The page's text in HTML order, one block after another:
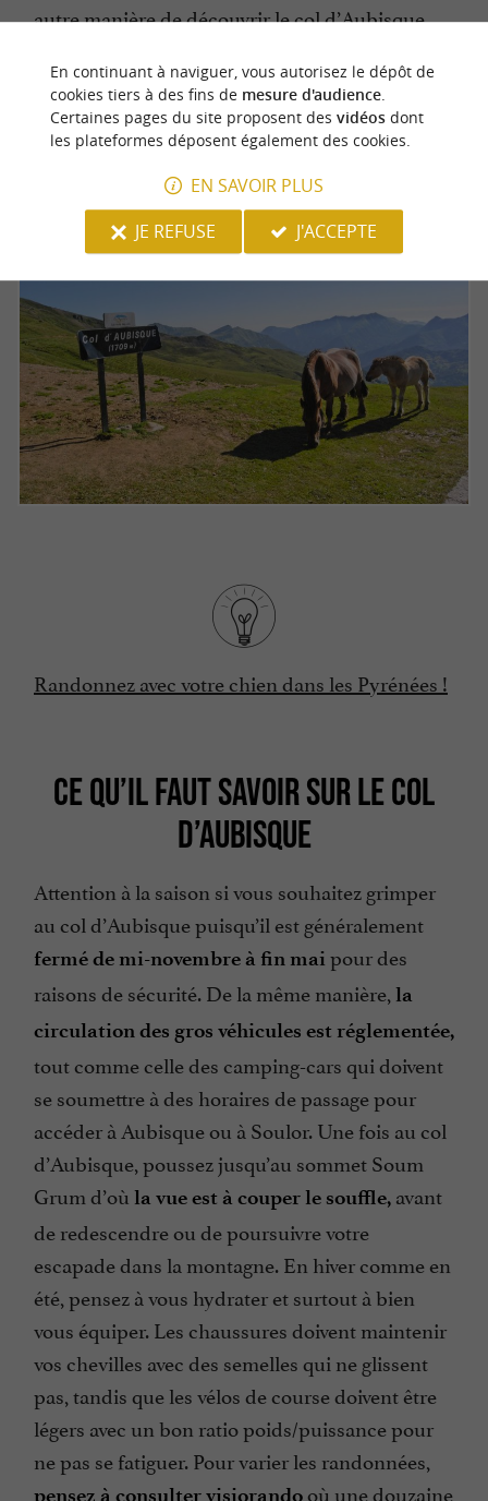
autre manière de découvrir le col d’Aubisque.
les goûts, toutes les envies et toutes les énergies.
Randonnez avec votre chien dans les Pyrénées !
CE QU’IL FAUT SAVOIR SUR LE COL
D’AUBISQUE
Attention à la saison si vous souhaitez grimper
au col d’Aubisque puisqu’il est généralement
fermé de mi-novembre à fin mai pour des
raisons de sécurité. De la même manière, la
circulation des gros véhicules est réglementée,
tout comme celle des camping-cars qui doivent
se soumettre à des horaires de passage pour
accéder à Aubisque ou à Soulor. Une fois au col
d’Aubisque, poussez jusqu’au sommet Soum
Grum d’où la vue est à couper le souffle, avant
de redescendre ou de poursuivre votre
escapade dans la montagne. En hiver comme en
été, pensez à vous hydrater et surtout à bien
vous équiper. Les chaussures doivent maintenir
vos chevilles avec des semelles qui ne glissent
pas, tandis que les vélos de course doivent être
légers avec un bon ratio poids/puissance pour
ne pas se fatiguer. Pour varier les randonnées,
pensez à consulter visiorando où une douzaine
En continuant à naviguer, vous autorisez le dépôt de
cookies tiers à des fins de mesure d'audience.
Certaines pages du site proposent des vidéosdont
les plateformes déposent également des cookies.
EN SAVOIR PLUS
JE REFUSE
J'ACCEPTE